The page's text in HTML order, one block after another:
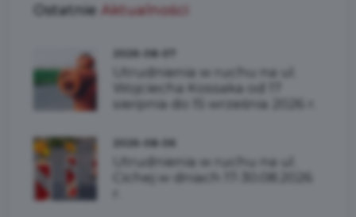
Ostatnie Aktualności
2026-08-07
Utrudnienia w ruchu na ul.
Wojciecha Kossaka od 17
sierpnia do 15 września 2026 r.
2026-08-06
Utrudnienia w ruchu na ul.
Cichej w dniach 17-30.08.2026